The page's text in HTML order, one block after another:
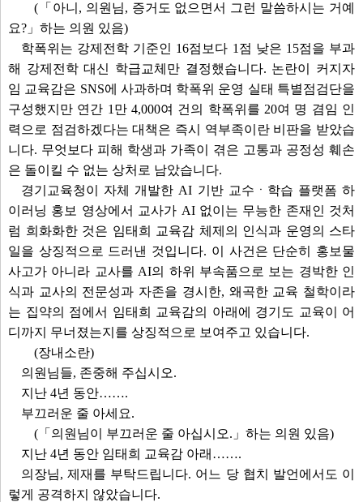
(「아니, 의원님, 증거도 없으면서 그런 말씀하시는 거예
요?」하는 의원 있음)
학폭위는 강제전학 기준인 16점보다 1점 낮은 15점을 부과
해 강제전학 대신 학급교체만 결정했습니다. 논란이 커지자
임 교육감은 SNS에 사과하며 학폭위 운영 실태 특별점검단을
구성했지만 연간 1만 4,000여 건의 학폭위를 20여 명 겸임 인
력으로 점검하겠다는 대책은 즉시 역부족이란 비판을 받았습
니다. 무엇보다 피해 학생과 가족이 겪은 고통과 공정성 훼손
은 돌이킬 수 없는 상처로 남았습니다.
경기교육청이 자체 개발한 AI 기반 교수ㆍ학습 플랫폼 하
이러닝 홍보 영상에서 교사가 AI 없이는 무능한 존재인 것처
럼 희화화한 것은 임태희 교육감 체제의 인식과 운영의 스타
일을 상징적으로 드러낸 것입니다. 이 사건은 단순히 홍보물
사고가 아니라 교사를 AI의 하위 부속품으로 보는 경박한 인
식과 교사의 전문성과 자존을 경시한, 왜곡한 교육 철학이라
는 집약의 점에서 임태희 교육감의 아래에 경기도 교육이 어
디까지 무너졌는지를 상징적으로 보여주고 있습니다.
(장내소란)
의원님들, 존중해 주십시오.
지난 4년 동안…….
부끄러운 줄 아세요.
(「의원님이 부끄러운 줄 아십시오.」하는 의원 있음)
지난 4년 동안 임태희 교육감 아래…….
의장님, 제재를 부탁드립니다. 어느 당 협치 발언에서도 이
렇게 공격하지 않았습니다.